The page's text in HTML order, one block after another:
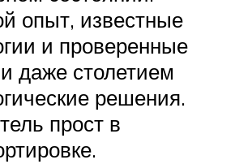
опыт, известные
и проверенные
даже столетием
решения.
прост в